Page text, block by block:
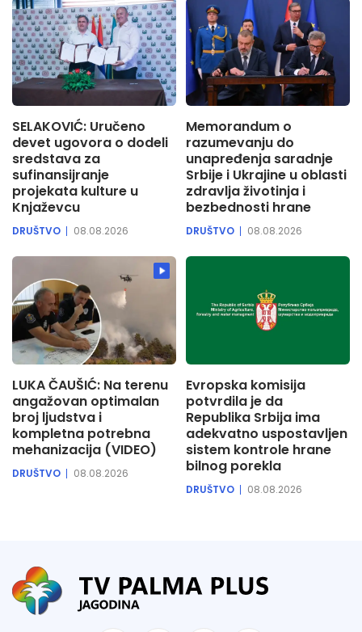
SELAKOVIĆ: Uručeno
devet ugovora o dodeli
sredstava za
sufinansijranje
projekata kulture u
Knjaževcu
DRUŠTVO 08.08.2026
Memorandum o
razumevanju do
unapređenja saradnje
Srbije i Ukrajine u oblasti
zdravlja životinja i
bezbednosti hrane
DRUŠTVO 08.08.2026
LUKA ČAUŠIĆ: Na terenu
angažovan optimalan
broj ljudstva i
kompletna potrebna
mehanizacija (VIDEO)
DRUŠTVO 08.08.2026
Evropska komisija
potvrdila je da
Republika Srbija ima
adekvatno uspostavljen
sistem kontrole hrane
bilnog porekla
DRUŠTVO 08.08.2026